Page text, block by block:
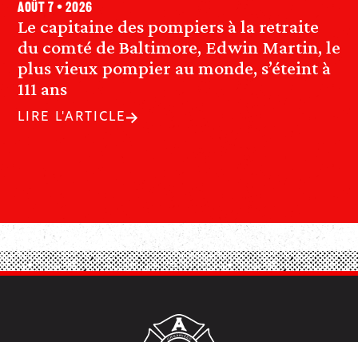
Le capitaine des pompiers à la retraite
du comté de Baltimore, Edwin Martin, le
plus vieux pompier au monde, s’éteint à
111 ans
août 7 • 2026
LIRE L'ARTICLE